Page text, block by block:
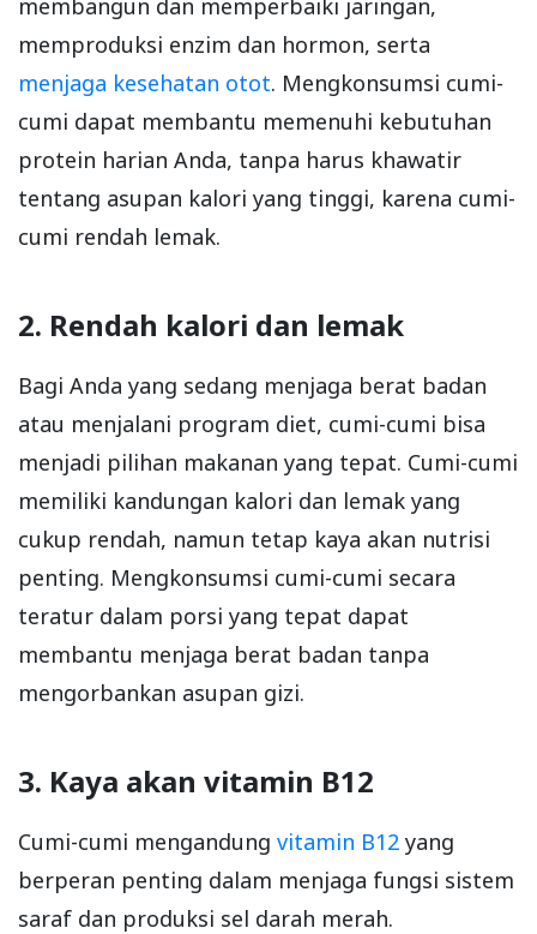
memproduksi enzim dan hormon, serta
menjaga kesehatan otot. Mengkonsumsi cumi-
cumi dapat membantu memenuhi kebutuhan
protein harian Anda, tanpa harus khawatir
tentang asupan kalori yang tinggi, karena cumi-
cumi rendah lemak.
2. Rendah kalori dan lemak
Bagi Anda yang sedang menjaga berat badan
atau menjalani program diet, cumi-cumi bisa
menjadi pilihan makanan yang tepat. Cumi-cumi
memiliki kandungan kalori dan lemak yang
cukup rendah, namun tetap kaya akan nutrisi
penting. Mengkonsumsi cumi-cumi secara
teratur dalam porsi yang tepat dapat
membantu menjaga berat badan tanpa
mengorbankan asupan gizi.
3. Kaya akan vitamin B12
Cumi-cumi mengandung vitamin B12 yang
berperan penting dalam menjaga fungsi sistem
saraf dan produksi sel darah merah.